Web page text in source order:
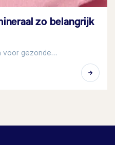
zo belangrijk
voor gezonde…